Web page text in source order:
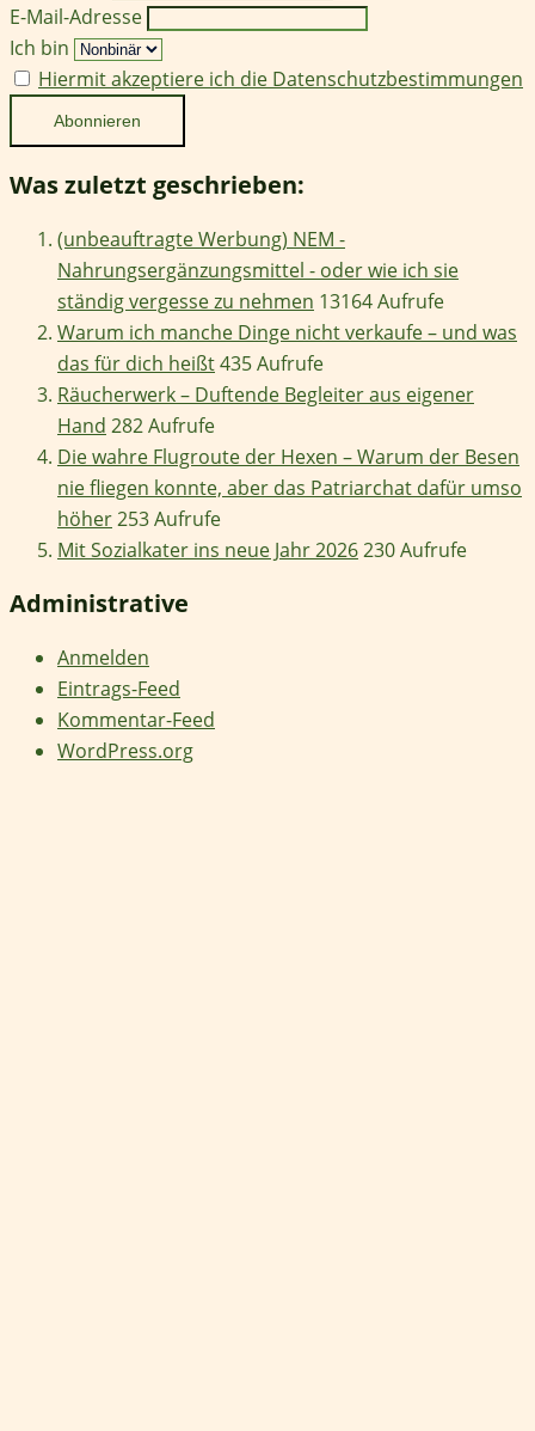
E-Mail-Adresse
Ich bin
Hiermit akzeptiere ich die Datenschutzbestimmungen
Was zuletzt geschrieben:
(unbeauftragte Werbung) NEM -
Nahrungsergänzungsmittel - oder wie ich sie
ständig vergesse zu nehmen 13164 Aufrufe
Warum ich manche Dinge nicht verkaufe – und was
das für dich heißt435 Aufrufe
Räucherwerk – Duftende Begleiter aus eigener
Hand 282 Aufrufe
Die wahre Flugroute der Hexen – Warum der Besen
nie fliegen konnte, aber das Patriarchat dafür umso
höher253 Aufrufe
Mit Sozialkater ins neue Jahr 2026230 Aufrufe
Administrative
Anmelden
Eintrags-Feed
Kommentar-Feed
WordPress.org